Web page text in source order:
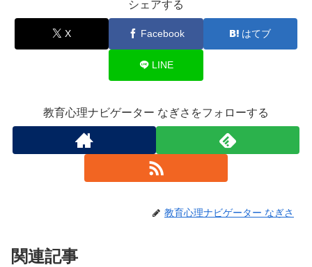
シェアする
X Facebook はてブ
LINE
教育心理ナビゲーター なぎさをフォローする
教育心理ナビゲーター なぎさ
関連記事